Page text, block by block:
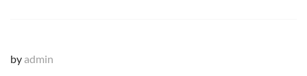
by admin